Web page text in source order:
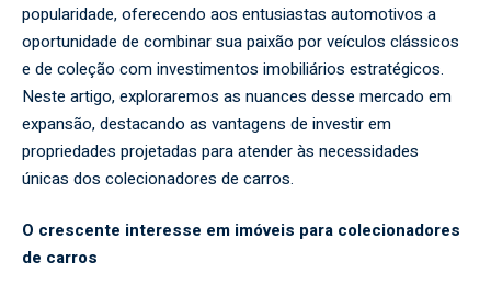
popularidade, oferecendo aos entusiastas automotivos a
oportunidade de combinar sua paixão por veículos clássicos
e de coleção com investimentos imobiliários estratégicos.
Neste artigo, exploraremos as nuances desse mercado em
expansão, destacando as vantagens de investir em
propriedades projetadas para atender às necessidades
únicas dos colecionadores de carros.
O crescente interesse em imóveis para colecionadores
de carros